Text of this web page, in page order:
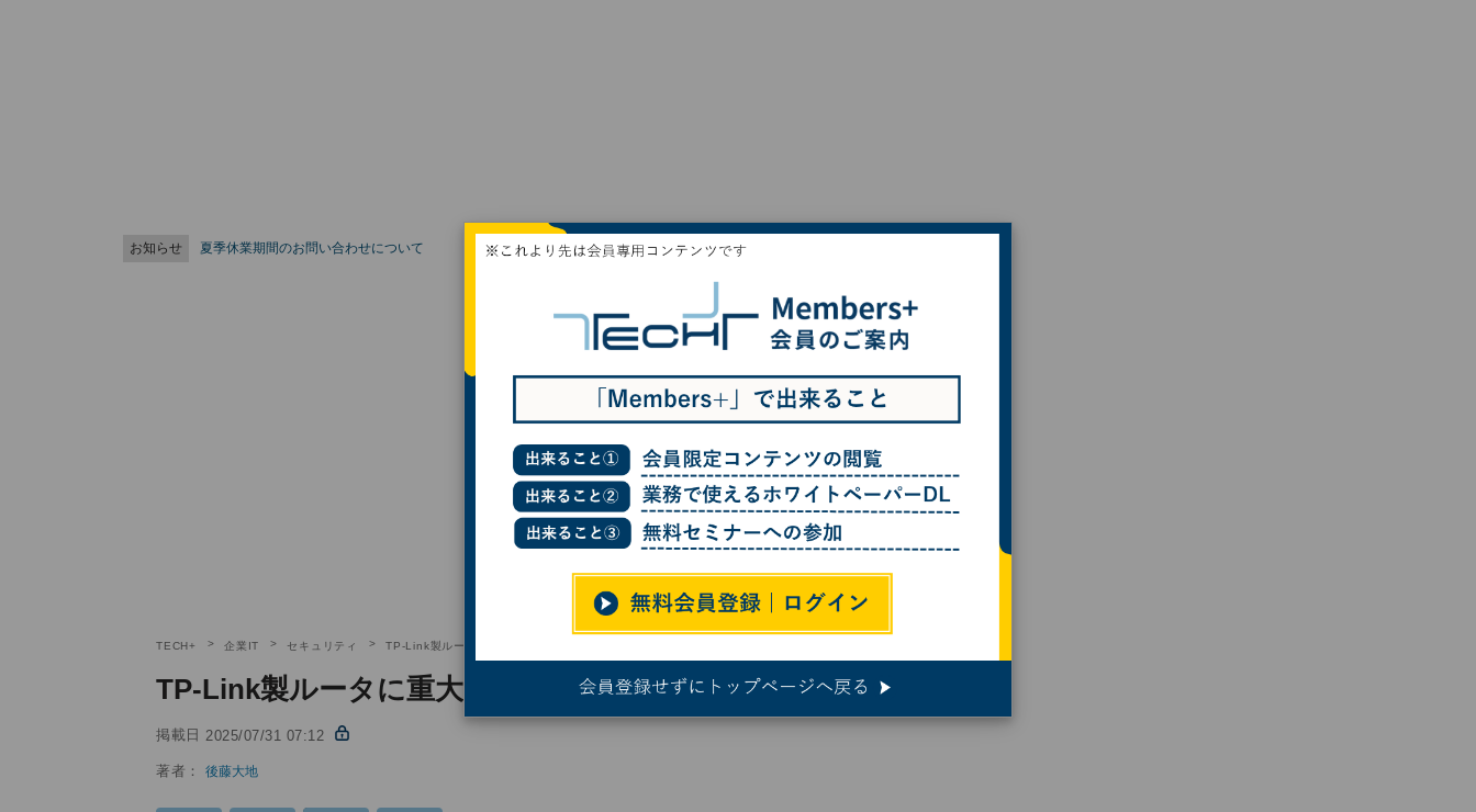
お知らせ 夏季休業期間のお問い合わせについて
TECH+ 企業IT セキュリティ TP-Link製ルータに重大な脆弱性、使用中止を
TP-Link製ルータに重大な脆弱性、使用中止を
掲載日 2025/07/31 07:12
著者：後藤大地